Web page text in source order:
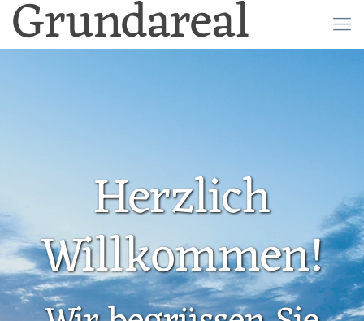
Grundareal
Herzlich
Willkommen!